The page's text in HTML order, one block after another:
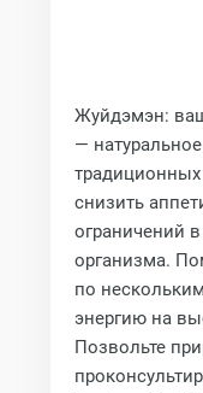
Жуйдэмэн:
—
снизить
ограничений
организма.
по
энергию на
Позвольте